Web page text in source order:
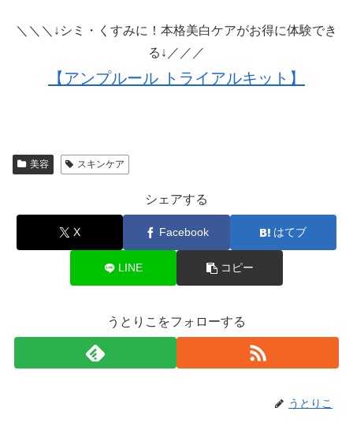
＼＼＼↓シミ・くすみに！本格美白ケアがお得に体験でき
る↓／／／
【アンプルール トライアルキット】
美容 スキンケア
シェアする
X Facebook はてブ
LINE コピー
うとりこをフォローする
うとりこ